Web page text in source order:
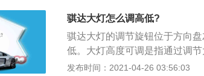
2、一般情况下，旋钮上有0到3
置即可；3、0是初始位置，是
3挡则适合车辆满员，行李箱满
骐达大灯怎么调高低?
骐达大灯的调节旋钮位于方向
低。大灯高度可调是指通过调
危险。这是一项安全性车灯配
发布时间：2021-04-26 03:56:03